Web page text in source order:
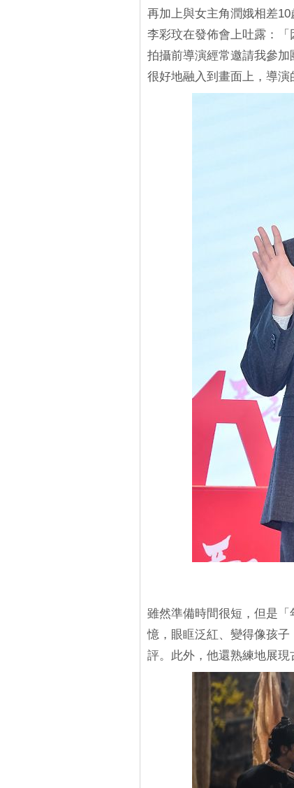
再加上與女主角潤娥相差10
李彩玟在發佈會上吐露：
拍攝前導演經常邀請我參
很好地融入到畫面上，導演
雖然準備時間很短，但是
憶，眼眶泛紅、變得像孩
評。此外，他還熟練地展現